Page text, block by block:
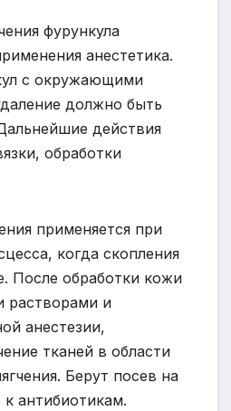
фурункула
анестетика.
с окружающими
должно быть
действия
обработки
применяется при
когда скопления
После обработки кожи
растворами и
анестезии,
тканей в области
Берут посев на
к антибиотикам.